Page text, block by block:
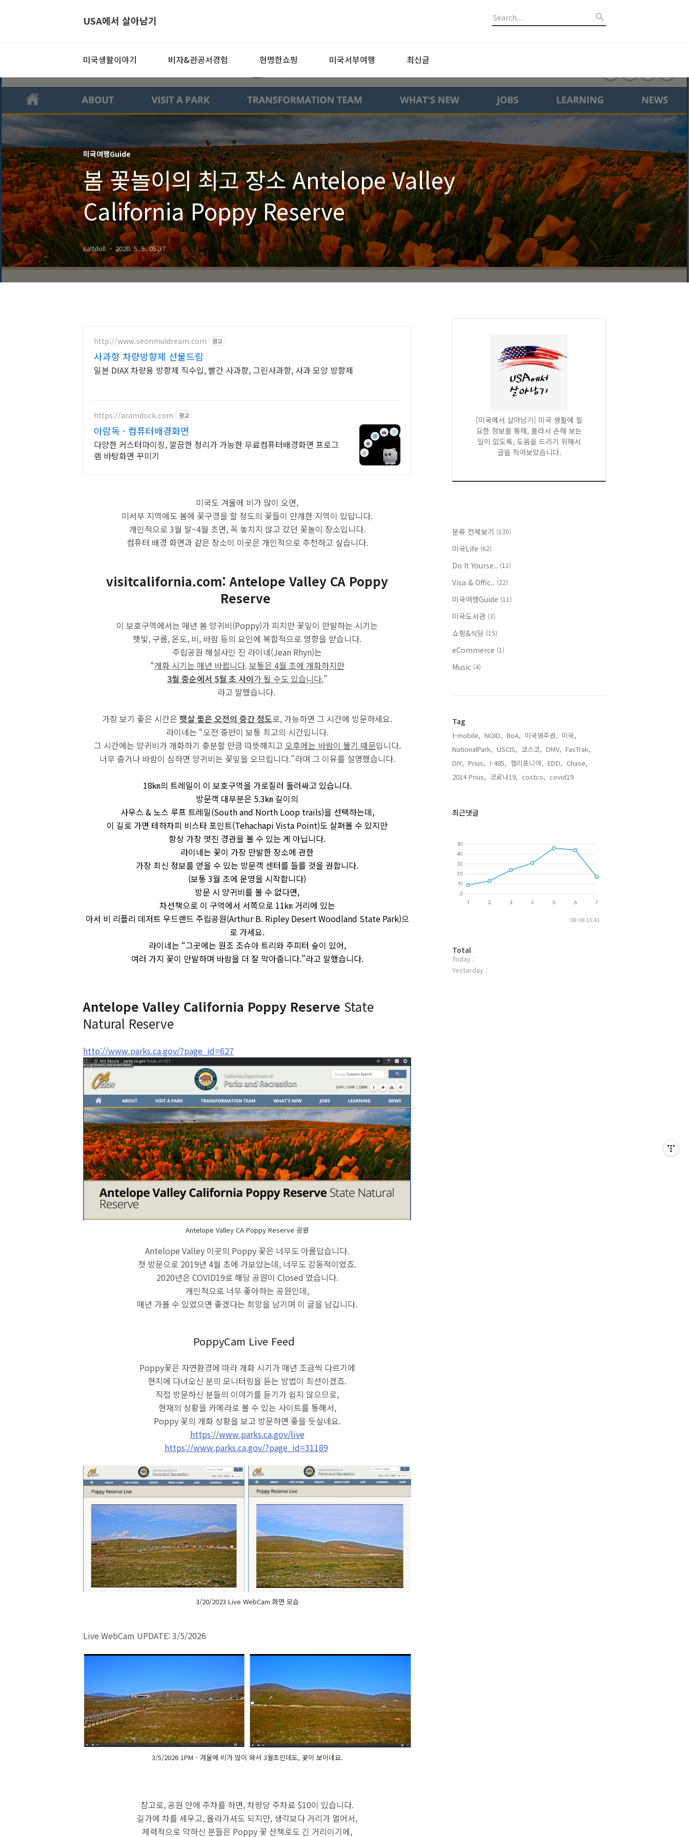
USA에서 살아남기
미국생활이야기 비자&관공서경험 현명한쇼핑 미국서부여행 최신글
미국여행Guide
봄 꽃놀이의 최고 장소 Antelope Valley
California Poppy Reserve
saltdoll 2020. 5. 5. 05:37
http://www.seonmuldream.com 광고
사과향 차량방향제 선물드림
일본 DIAX 차량용 방향제 직수입, 빨간 사과향, 그린사과향, 사과 모양 방향제
https://aramdock.com 광고
아람독 - 컴퓨터배경화면
다양한 커스터마이징, 깔끔한 정리가 가능한 무료컴퓨터배경화면 프로그
램 바탕화면 꾸미기
미국도 겨울에 비가 많이 오면,
미서부 지역에도 봄에 꽃구경을 할 정도의 꽃들이 만개한 지역이 있답니다.
개인적으로 3월 말~4월 초면, 꼭 놓치지 않고 갔던 꽃놀이 장소입니다.
컴퓨터 배경 화면과 같은 장소이 이곳은 개인적으로 추천하고 싶습니다.
visitcalifornia.com: Antelope Valley CA Poppy
Reserve
이 보호구역에서는 매년 봄 양귀비(Poppy)가 피지만 꽃잎이 만발하는 시기는
햇빛, 구름, 온도, 비, 바람 등의 요인에 복합적으로 영향을 받습니다.
주립공원 해설사인 진 라이네(Jean Rhyn)는
“개화 시기는 매년 바뀝니다.보통은 4월 초에 개화하지만
3월 중순에서 5월 초 사이가 될 수도 있습니다.”
라고 말했습니다.
가장 보기 좋은 시간은 햇살 좋은 오전의 중간 정도로, 가능하면 그 시간에 방문하세요.
라이네는 “오전 중반이 보통 최고의 시간입니다.
그 시간에는 양귀비가 개화하기 충분할 만큼 따뜻해지고 오후에는 바람이 불기 때문입니다.
너무 춥거나 바람이 심하면 양귀비는 꽃잎을 오므립니다.”라며 그 이유를 설명했습니다.
18㎞의 트레일이 이 보호구역을 가로질러 둘러싸고 있습니다.
방문객 대부분은 5.3㎞ 길이의
사우스 & 노스 루프 트레일(South and North Loop trails)을 선택하는데,
이 길로 가면 테하차피 비스타 포인트(Tehachapi Vista Point)도 살펴볼 수 있지만
항상 가장 멋진 경관을 볼 수 있는 게 아닙니다.
라이네는 꽃이 가장 만발한 장소에 관한
가장 최신 정보를 얻을 수 있는 방문객 센터를 들를 것을 권합니다.
(보통 3월 초에 운영을 시작합니다)
방문 시 양귀비를 볼 수 없다면,
차선책으로 이 구역에서 서쪽으로 11㎞ 거리에 있는
아서 비 리플리 데저트 우드랜드 주립공원(Arthur B. Ripley Desert Woodland State Park)으
로 가세요.
라이네는 “그곳에는 원조 조슈아 트리와 주피터 숲이 있어,
여러 가지 꽃이 만발하며 바람을 더 잘 막아줍니다.”라고 말했습니다.
Antelope Valley California Poppy Reserve State
Natural Reserve
http://www.parks.ca.gov/?page_id=627
Antelope Valley CA Poppy Reserve 공원
Antelope Valley 이곳의 Poppy 꽃은 너무도 아름답습니다.
첫 방문으로 2019년 4월 초에 가보았는데, 너무도 감동적이었죠.
2020년은 COVID19로 해당 공원이 Closed 였습니다.
개인적으로 너무 좋아하는 공원인데,
매년 가볼 수 있었으면 좋겠다는 희망을 남기며 이 글을 남깁니다.
PoppyCam Live Feed
Poppy꽃은 자연환경에 따라 개화 시기가 매년 조금씩 다르기에
현지에 다녀오신 분의 모니터링을 듣는 방법이 최선이겠죠.
직접 방문하신 분들의 이야기를 듣기가 쉽지 않으므로,
현재의 상황을 카메라로 볼 수 있는 사이트를 통해서,
Poppy 꽃의 개화 상황을 보고 방문하면 좋을 듯싶네요.
https://www.parks.ca.gov/live
https://www.parks.ca.gov/?page_id=31189
3/20/2023 Live WebCam 화면 모습
Live WebCam UPDATE: 3/5/2026
3/5/2026 1PM - 겨울에 비가 많이 와서 3월초인데도, 꽃이 보이네요.
참고로, 공원 안에 주차를 하면, 차량당 주차료 $10이 있습니다.
길가에 차를 세우고, 올라가셔도 되지만, 생각보다 거리가 멀어서,
체력적으로 약하신 분들은 Poppy 꽃 산책로도 긴 거리이기에,
[미국에서 살아남기] 미국 생활에 필
요한 정보를 통해, 몰라서 손해 보는
일이 없도록, 도움을 드리기 위해서
글을 적어보았습니다.
분류 전체보기 (130)
미국Life (62)
Do It Yourse.. (11)
Visa & Offic.. (22)
미국여행Guide (11)
미국도서관 (3)
쇼핑&식당 (15)
eCommerce (1)
Music (4)
Tag
t-mobile, NOID, BoA, 미국영주권, 미국,
NationalPark, USCIS, 코스코, DMV, FasTrak,
DIY, Prius, I-485, 캘리포니아, EDD, Chase,
2014 Prius, 코로나19, costco, covid19,
최근댓글
08-08 13:41
방
문
자
Total
Today :
Yesterday :